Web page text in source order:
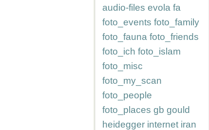
audio-files evola fa
foto_events foto_family
foto_fauna foto_friends
foto_ich foto_islam
foto_misc
foto_my_scan
foto_people
foto_places gb gould
heidegger internet iran